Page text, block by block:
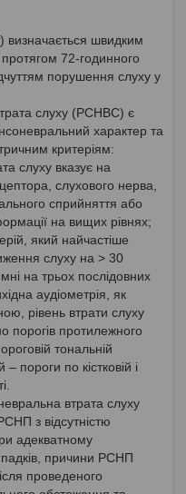
визначається швидким
72-годинного
порушення слуху у
слуху (РСНВС) є
характер та
критеріям:
слуху вказує на
слухового нерва,
сприйняття або
на вищих рівнях;
який найчастіше
слуху на > 30
на трьох послідовних
аудіометрія, як
рівень втрати слуху
порогів протилежного
тональній
– пороги по кістковій і
втрата слуху
з відсутністю
адекватному
причини РСНП
проведеного